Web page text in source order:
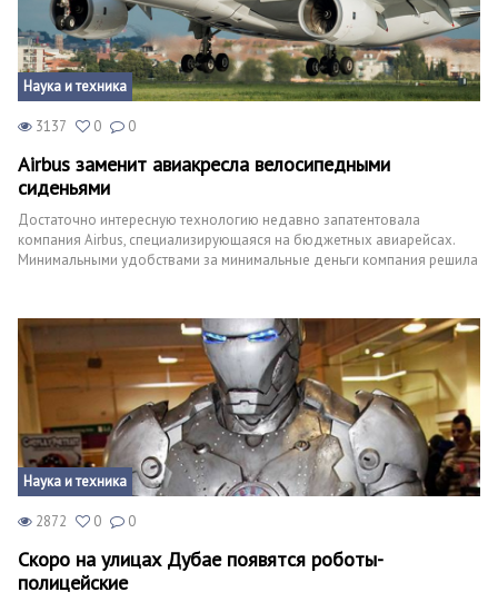
Наука и техника
3137 0 0
Airbus заменит авиакресла велосипедными
сиденьями
Достаточно интересную технологию недавно запатентовала
компания Airbus, специализирующаяся на бюджетных авиарейсах.
Минимальными удобствами за минимальные деньги компания решила
Наука и техника
2872 0 0
Скоро на улицах Дубае появятся роботы-
полицейские